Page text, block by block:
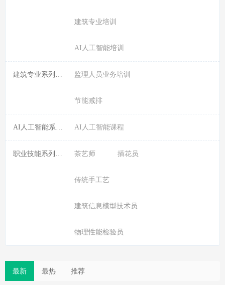
建筑专业培训
AI人工智能培训
监理人员业务培训
节能减排
AI人工智能课程
茶艺师 插花员
传统手工艺
建筑信息模型技术员
物理性能检验员
最新 最热 推荐